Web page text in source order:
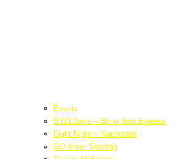
Events
BYO Days – Bring dein Eigenes
Fight Night – Nachtspiel
GO Army Spieltag